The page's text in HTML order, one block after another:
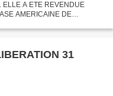
ELLE A ETE REVENDUE
AMERICAINE DE